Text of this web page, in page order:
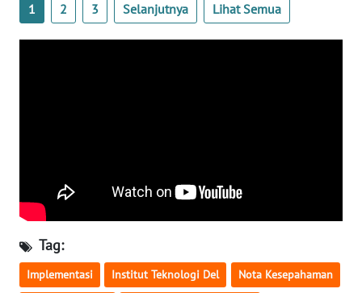
1 2 3 Selanjutnya Lihat Semua
Tag:
Implementasi Institut Teknologi Del Nota Kesepahaman
WN
KALBAR
WN
KALTENG